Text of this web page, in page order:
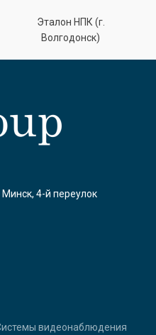
Эталон НПК (г.
Волгодонск)
Минск, 4-й переулок
видеонаблюдения